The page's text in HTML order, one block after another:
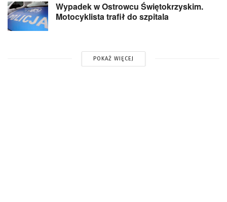
Wypadek w Ostrowcu Świętokrzyskim.
Motocyklista trafił do szpitala
POKAŻ WIĘCEJ